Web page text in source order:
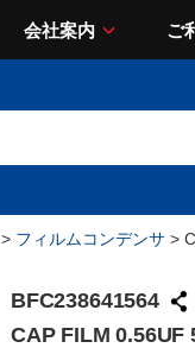
会社案内 ご
> フィルムコンデンサ >
BFC238641564
CAP FILM 0.56UF